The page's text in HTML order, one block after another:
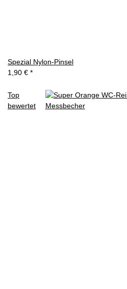
Spezial Nylon-Pinsel
1,90 € *
Top
bewertet